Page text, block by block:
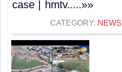
case | hmtv.....»»
CATEGORY: NEWS